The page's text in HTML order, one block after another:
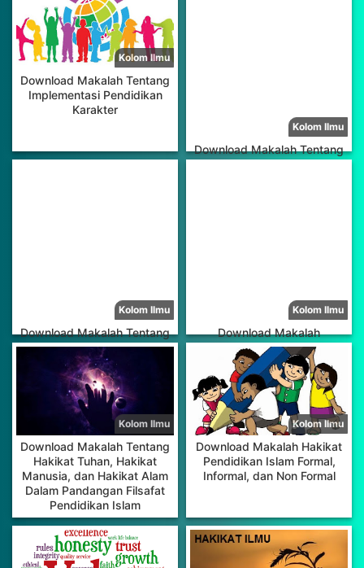
Download Makalah Tentang
Implementasi Pendidikan
Karakter
Download Makalah Tentang
Implementasi Pendidikan
Download Makalah Tentang
Identifikasi, Rumusan, dan
Latar Belakang Masalah
dalam Penelitian
Download Makalah
Hubungan Politik dan
Pendidikan Perspektif Islam
Download Makalah Tentang
Hakikat Tuhan, Hakikat
Manusia, dan Hakikat Alam
Dalam Pandangan Filsafat
Pendidikan Islam
Download Makalah Hakikat
Pendidikan Islam Formal,
Informal, dan Non Formal